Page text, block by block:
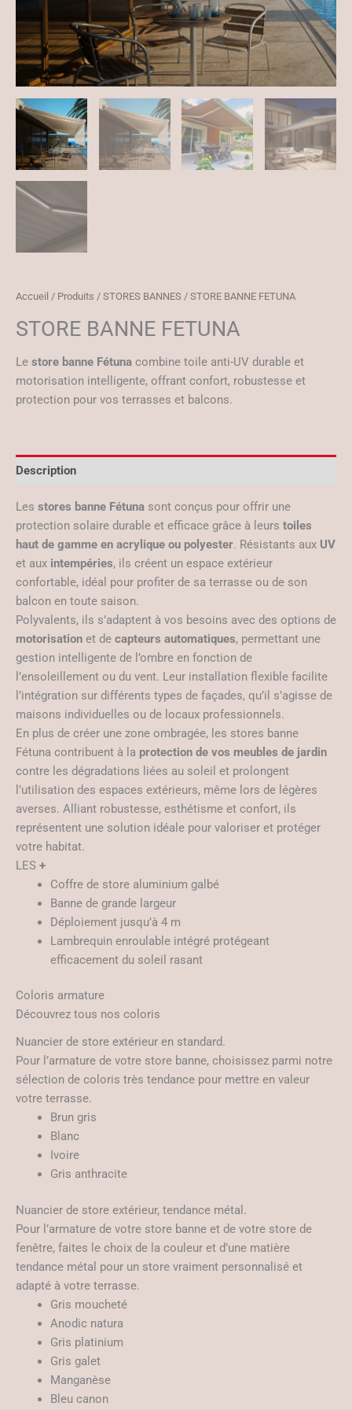
Accueil / Produits / STORES BANNES / STORE BANNE FETUNA
STORE BANNE FETUNA
Le store banne Fétuna combine toile anti-UV durable et
motorisation intelligente, offrant confort, robustesse et
protection pour vos terrasses et balcons.
Description
Les stores banne Fétuna sont conçus pour offrir une
protection solaire durable et efficace grâce à leurs toiles
haut de gamme en acrylique ou polyester. Résistants aux UV
et aux intempéries, ils créent un espace extérieur
confortable, idéal pour profiter de sa terrasse ou de son
balcon en toute saison.
Polyvalents, ils s’adaptent à vos besoins avec des options de
motorisation et de capteurs automatiques, permettant une
gestion intelligente de l’ombre en fonction de
l’ensoleillement ou du vent. Leur installation flexible facilite
l’intégration sur différents types de façades, qu’il s’agisse de
maisons individuelles ou de locaux professionnels.
En plus de créer une zone ombragée, les stores banne
Fétuna contribuent à la protection de vos meubles de jardin
contre les dégradations liées au soleil et prolongent
l’utilisation des espaces extérieurs, même lors de légères
averses. Alliant robustesse, esthétisme et confort, ils
représentent une solution idéale pour valoriser et protéger
votre habitat.
LES +
Coffre de store aluminium galbé
Banne de grande largeur
Déploiement jusqu’à 4 m
Lambrequin enroulable intégré protégeant
efficacement du soleil rasant
Coloris armature
Découvrez tous nos coloris
Nuancier de store extérieur en standard.
Pour l’armature de votre store banne, choisissez parmi notre
sélection de coloris très tendance pour mettre en valeur
votre terrasse.
Brun gris
Blanc
Ivoire
Gris anthracite
Nuancier de store extérieur, tendance métal.
Pour l’armature de votre store banne et de votre store de
fenêtre, faites le choix de la couleur et d’une matière
tendance métal pour un store vraiment personnalisé et
adapté à votre terrasse.
Gris moucheté
Anodic natura
Gris platinium
Gris galet
Manganèse
Bleu canon